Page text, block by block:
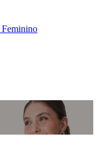
Feminino